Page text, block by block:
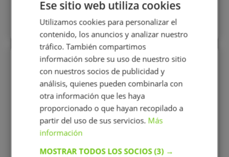
Más perfiles similares
Perfiles vistos
Ese sitio web utiliza cookies
Utilizamos cookies para personalizar el
contenido, los anuncios y analizar nuestro
tráfico. También compartimos
información sobre su uso de nuestro sitio
con nuestros socios de publicidad y
análisis, quienes pueden combinarla con
otra información que les haya
proporcionado o que hayan recopilado a
partir del uso de sus servicios. Más
información
MOSTRAR TODOS LOS SOCIOS(3) →